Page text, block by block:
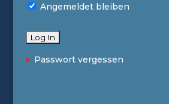
Angemeldet bleiben
Passwort vergessen